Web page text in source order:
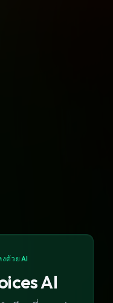
ด้วย AI
AI